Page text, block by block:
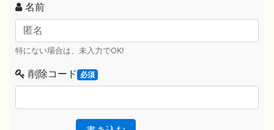
名前
特にない場合は、未入力でOK!
削除コード 必須